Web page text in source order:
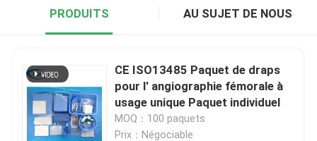
PRODUITS AU SUJET DE NOUS
CE ISO13485 Paquet de draps
pour l' angiographie fémorale à
usage unique Paquet individuel
MOQ：100 paquets
Prix：Négociable